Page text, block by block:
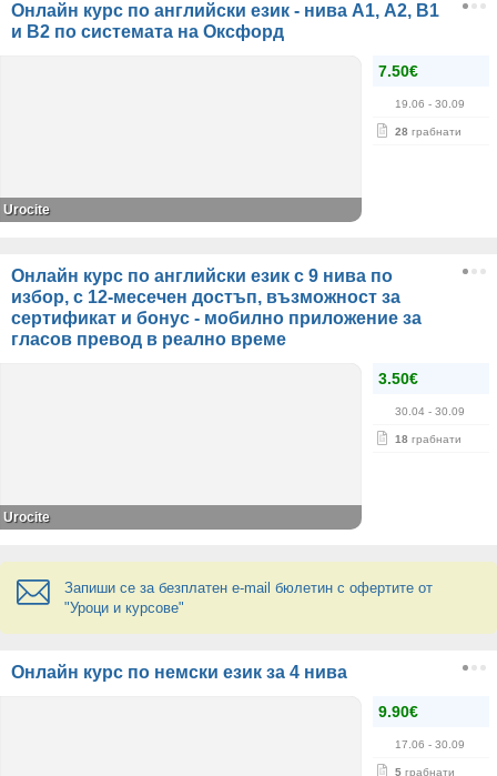
Онлайн курс по английски език - нива А1, А2, В1
и В2 по системата на Оксфорд
7.50€
19.06 - 30.09
28 грабнати
Urocite
Онлайн курс по английски език с 9 нива по
избор, с 12-месечен достъп, възможност за
сертификат и бонус - мобилно приложение за
гласов превод в реално време
3.50€
30.04 - 30.09
18 грабнати
Urocite
Запиши се за безплатен e-mail бюлетин с офертите от
"Уроци и курсове"
Онлайн курс по немски език за 4 нива
9.90€
17.06 - 30.09
5 грабнати